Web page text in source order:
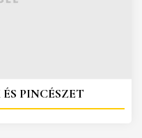
PINCÉSZET